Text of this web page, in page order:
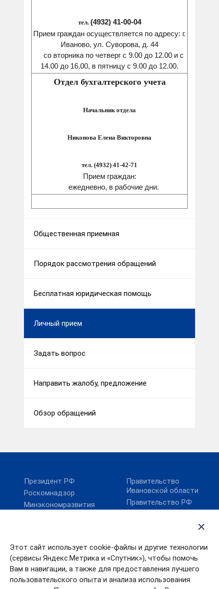
Этот сайт использует cookie-файлы и другие технологии
(сервисы Яндекс.Метрика и «Спутник»), чтобы помочь
Вам в навигации, а также для предоставления лучшего
пользовательского опыта и анализа использования
тел. (4932) 41-00-04
Прием граждан осуществляется по адресу: г.
Иваново, ул. Суворова, д. 44
со вторника по четверг с 9.00 до 12.00 и с
14.00 до 16.00, в пятницу с 9.00 до 12.00.
Отдел бухгалтерского учета
Начальник отдела
Никонова Елена Викторовна
тел. (4932) 41-42-71
Прием граждан:
ежедневно, в рабочие дни.
Общественная приемная
Порядок рассмотрения обращений
Бесплатная юридическая помощь
Личный прием
Задать вопрос
Направить жалобу, предложение
Обзор обращений
Президент РФ
Роскомнадзор
Минэкономразвития
Правительство
Ивановской области
Правительство РФ
Поиск по сайту
Губернатор Ивановской
области
Контакты